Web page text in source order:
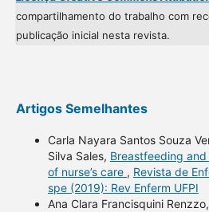
compartilhamento do trabalho com
publicação inicial nesta revista.
Artigos Semelhantes
Carla Nayara Santos Souza
Silva Sales, Breastfeeding
of nurse’s care , Revista de
spe (2019): Rev Enferm UFPI
Ana Clara Francisquini